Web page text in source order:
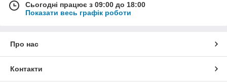
Сьогодні працює з 09:00 до 18:00
Показати весь графік роботи
Про нас
Контакти